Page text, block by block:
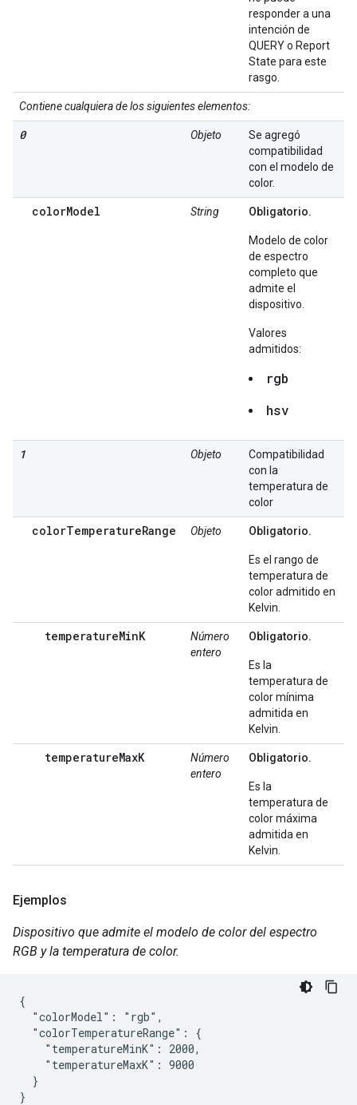
responder a una
intención de
QUERY o Report
State para este
rasgo.
Contiene cualquiera de los siguientes elementos:
0 Objeto
Se agregó
compatibilidad
con el modelo de
color.
colorModel String Obligatorio.
Modelo de color
de espectro
completo que
admite el
dispositivo.
Valores
admitidos:
rgb
hsv
1 Objeto
Compatibilidad
con la
temperatura de
color
colorTemperatureRange Objeto Obligatorio.
Es el rango de
temperatura de
color admitido en
Kelvin.
temperatureMinK
Número
entero
Obligatorio.
Es la
temperatura de
color mínima
admitida en
Kelvin.
temperatureMaxK
Número
entero
Obligatorio.
Es la
temperatura de
color máxima
admitida en
Kelvin.
Ejemplos
Dispositivo que admite el modelo de color del espectro
RGB y la temperatura de color.
{
  "colorModel": "rgb",
  "colorTemperatureRange": {
    "temperatureMinK": 2000,
    "temperatureMaxK": 9000
  }
}